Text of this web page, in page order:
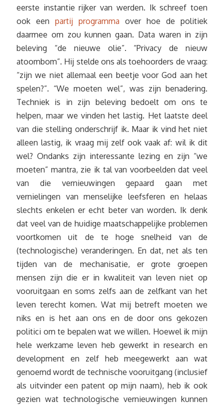
eerste instantie rijker van werden. Ik schreef toen
ook een partij programma over hoe de politiek
daarmee om zou kunnen gaan. Data waren in zijn
beleving “de nieuwe olie”. “Privacy de nieuw
atoombom”. Hij stelde ons als toehoorders de vraag:
“zijn we niet allemaal een beetje voor God aan het
spelen?”. “We moeten wel”, was zijn benadering.
Techniek is in zijn beleving bedoelt om ons te
helpen, maar we vinden het lastig. Het laatste deel
van die stelling onderschrijf ik. Maar ik vind het niet
alleen lastig, ik vraag mij zelf ook vaak af: wil ik dit
wel? Ondanks zijn interessante lezing en zijn “we
moeten” mantra, zie ik tal van voorbeelden dat veel
van die vernieuwingen gepaard gaan met
vernielingen van menselijke leefsferen en helaas
slechts enkelen er echt beter van worden. Ik denk
dat veel van de huidige maatschappelijke problemen
voortkomen uit de te hoge snelheid van de
(technologische) veranderingen. En dat, net als ten
tijden van de mechanisatie, er grote groepen
mensen zijn die er in kwaliteit van leven niet op
vooruitgaan en soms zelfs aan de zelfkant van het
leven terecht komen. Wat mij betreft moeten we
niks en is het aan ons en de door ons gekozen
politici om te bepalen wat we willen. Hoewel ik mijn
hele werkzame leven heb gewerkt in research en
development en zelf heb meegewerkt aan wat
genoemd wordt de technische vooruitgang (inclusief
als uitvinder een patent op mijn naam), heb ik ook
gezien wat technologische vernieuwingen kunnen